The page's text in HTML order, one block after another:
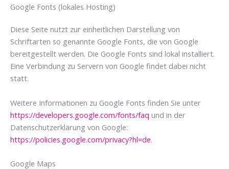
Google Fonts (lokales Hosting)
Diese Seite nutzt zur einheitlichen Darstellung von
Schriftarten so genannte Google Fonts, die von Google
bereitgestellt werden. Die Google Fonts sind lokal installiert.
Eine Verbindung zu Servern von Google findet dabei nicht
statt.
Weitere Informationen zu Google Fonts finden Sie unter
https://developers.google.com/fonts/faq und in der
Datenschutzerklärung von Google:
https://policies.google.com/privacy?hl=de.
Google Maps